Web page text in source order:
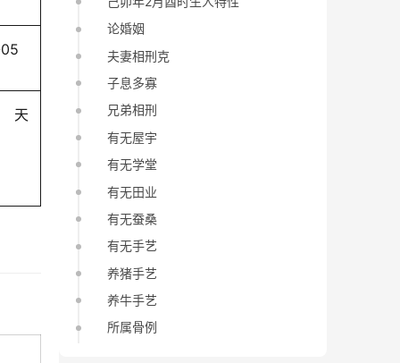
天
论婚姻
夫妻相刑克
子息多寡
兄弟相刑
有无屋宇
有无学堂
有无田业
有无蚕桑
有无手艺
养猪手艺
养牛手艺
所属骨例